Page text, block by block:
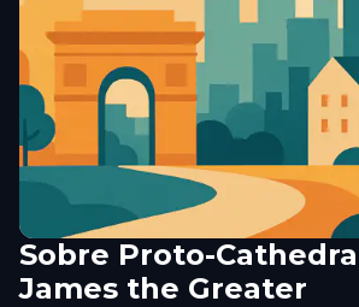
Sobre Proto-
James the Greater